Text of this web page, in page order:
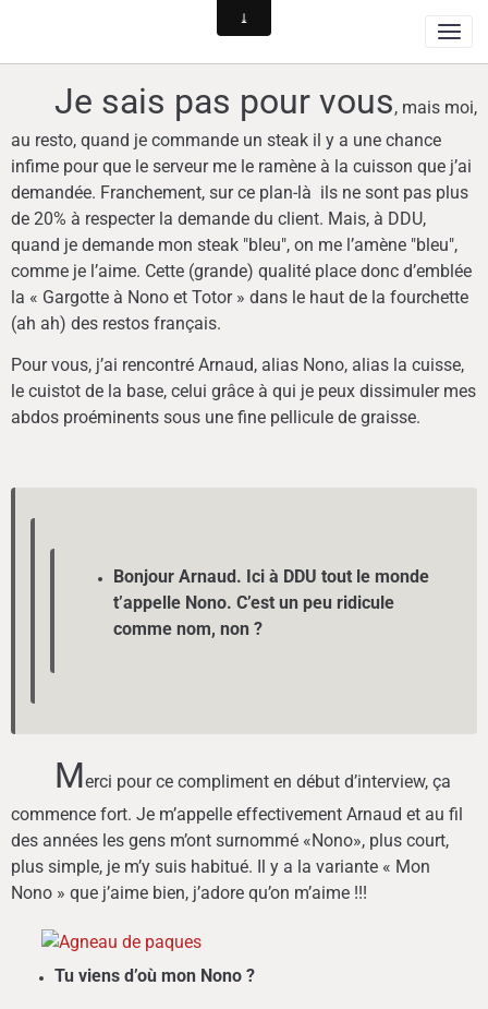
Je sais pas pour vous, mais moi,
au resto, quand je commande un steak il y a une chance
infime pour que le serveur me le ramène à la cuisson que j’ai
demandée. Franchement, sur ce plan-là ils ne sont pas plus
de 20% à respecter la demande du client. Mais, à DDU,
quand je demande mon steak "bleu", on me l’amène "bleu",
comme je l’aime. Cette (grande) qualité place donc d’emblée
la « Gargotte à Nono et Totor » dans le haut de la fourchette
(ah ah) des restos français.
Pour vous, j’ai rencontré Arnaud, alias Nono, alias la cuisse,
le cuistot de la base, celui grâce à qui je peux dissimuler mes
abdos proéminents sous une fine pellicule de graisse.
Bonjour Arnaud. Ici à DDU tout le monde
t’appelle Nono. C’est un peu ridicule
comme nom, non ?
Merci pour ce compliment en début d’interview, ça
commence fort. Je m’appelle effectivement Arnaud et au fil
des années les gens m’ont surnommé «Nono», plus court,
plus simple, je m’y suis habitué. Il y a la variante « Mon
Nono » que j’aime bien, j’adore qu’on m’aime !!!
Tu viens d’où mon Nono ?